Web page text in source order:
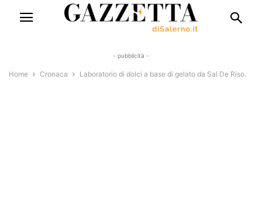
- pubblicità -
Home Cronaca Laboratorio di dolci a base di gelato da Sal De Riso.